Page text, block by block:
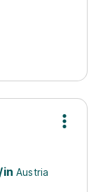
in Austria